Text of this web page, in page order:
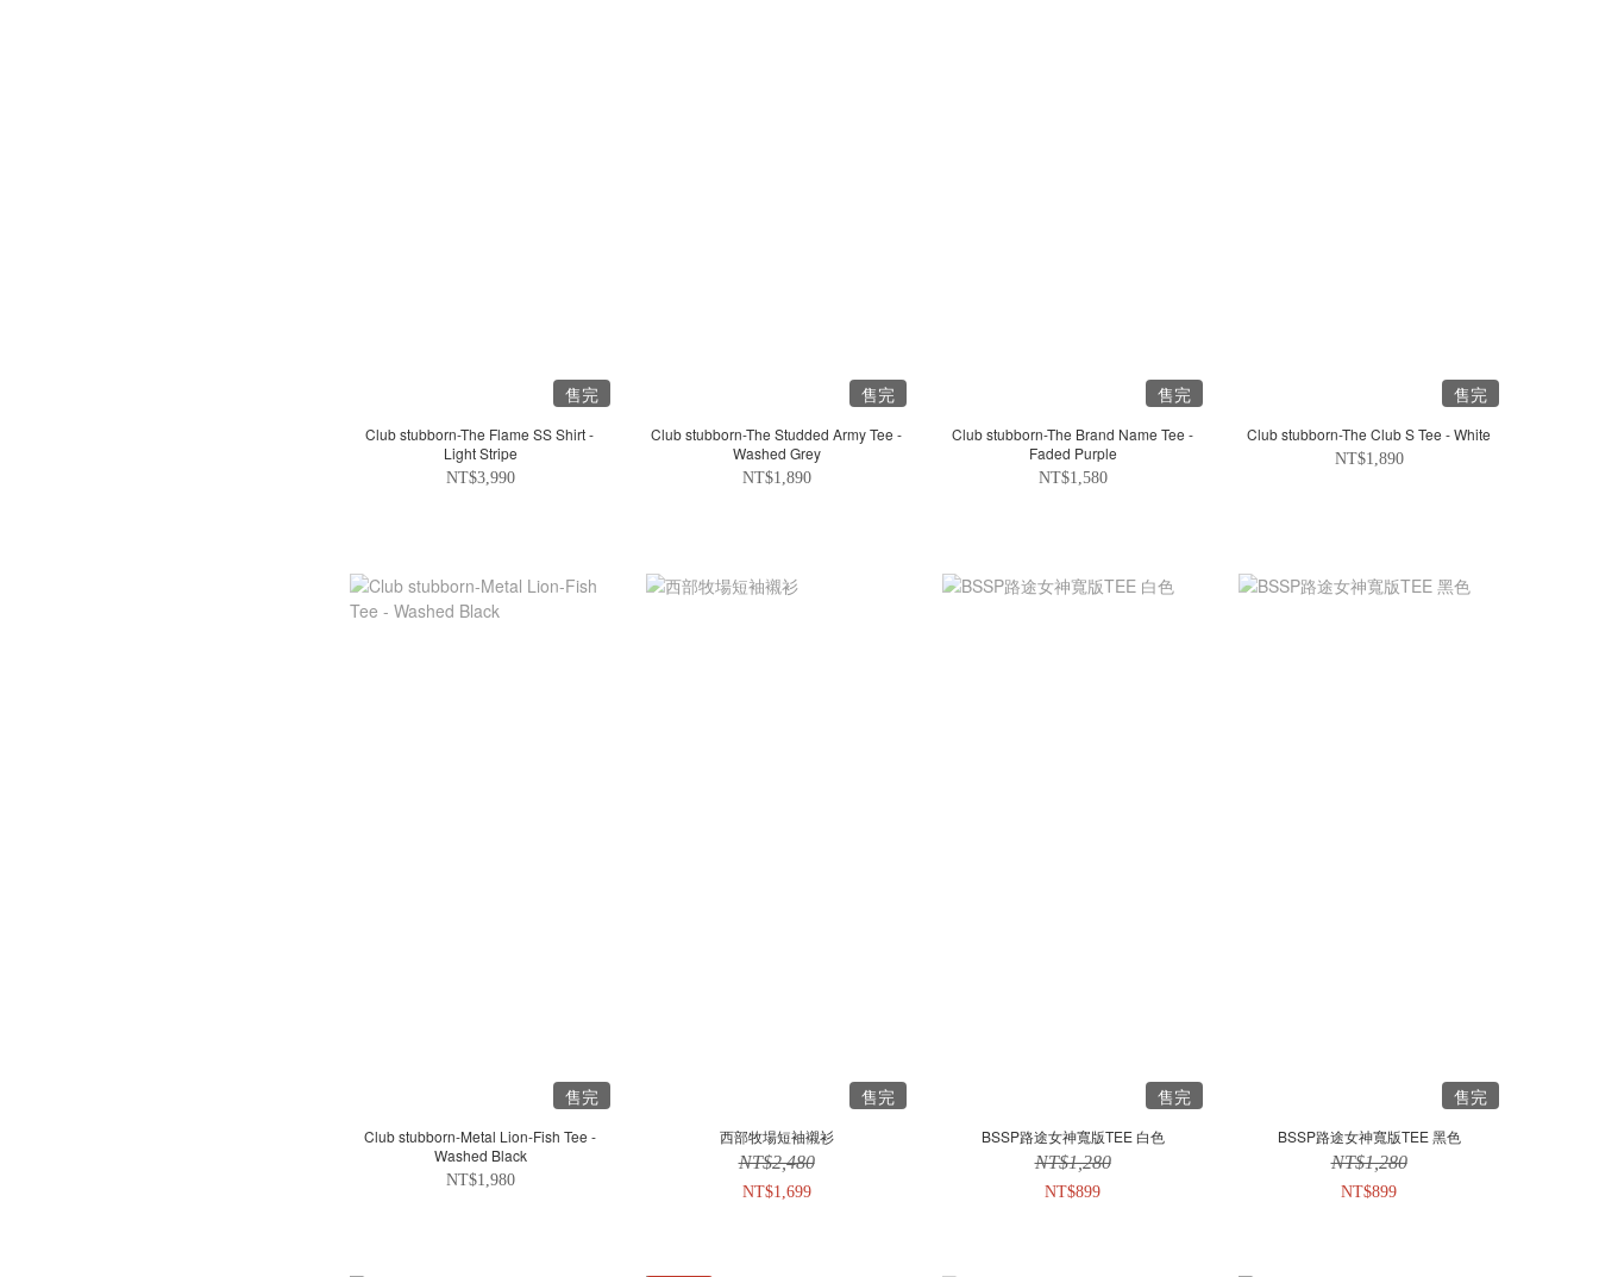
售完
Club stubborn-The Flame SS Shirt -
Light Stripe
NT$3,990
售完
Club stubborn-The Studded Army Tee -
Washed Grey
NT$1,890
售完
Club stubborn-The Brand Name Tee -
Faded Purple
NT$1,580
售完
Club stubborn-The Club S Tee - White
NT$1,890
售完
Club stubborn-Metal Lion-Fish Tee -
Washed Black
NT$1,980
售完
西部牧場短袖襯衫
NT$2,480
NT$1,699
售完
BSSP路途女神寬版TEE 白色
NT$1,280
NT$899
售完
BSSP路途女神寬版TEE 黑色
NT$1,280
NT$899